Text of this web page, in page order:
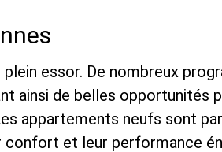
plein essor. De nombreux
ainsi de belles opportunités
appartements neufs sont
confort et leur performance